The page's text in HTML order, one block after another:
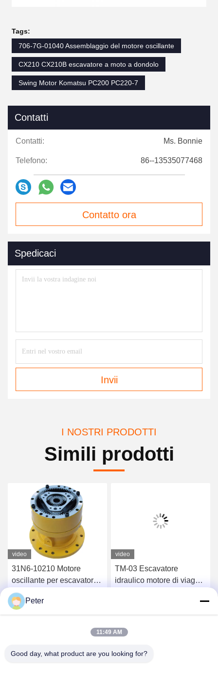
Tags:
706-7G-01040 Assemblaggio del motore oscillante
CX210 CX210B escavatore a moto a dondolo
Swing Motor Komatsu PC200 PC220-7
Contatti
Contatti: Ms. Bonnie
Telefono: 86--13535077468
Contatto ora
Spedicaci
Invii
I NOSTRI PRODOTTI
Simili prodotti
video
31N6-10210 Motore
oscillante per escavatore
Hyundai R215-9 Motore a
leva idraulica
Ottenga il migliore prezzo
video
TM-03 Escavatore
idraulico motore di viaggio
Peter
11:49 AM
Good day, what product are you looking for?